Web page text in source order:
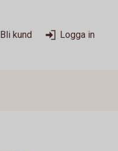
Bli kund Logga in